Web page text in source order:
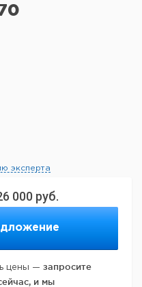
000 руб.
цены — запросите
и мы
эксперта